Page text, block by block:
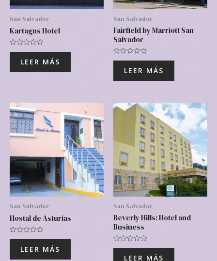
San Salvador
Kartagus Hotel
Valorado
LEER MÁS
San Salvador
Fairfield by Marriott San
Salvador
Valorado
LEER MÁS
San Salvador
Hostal de Asturias
Valorado
LEER MÁS
San Salvador
Beverly Hills: Hotel and
Business
Valorado
LEER MÁS